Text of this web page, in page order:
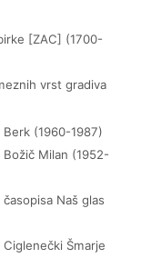
[ZAC] (1700-
vrst gradiva
Berk (1960-1987)
Božič Milan (1952-
Naš glas
Šmarje